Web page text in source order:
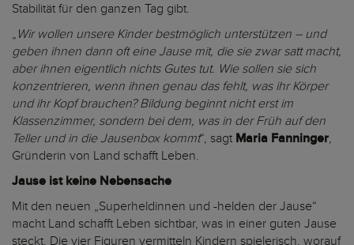
Stabilität für den ganzen Tag gibt.
„ Wir wollen unsere Kinder bestmöglich unterstützen – und
geben ihnen dann oft eine Jause mit, die sie zwar satt macht,
aber ihnen eigentlich nichts Gutes tut. Wie sollen sie sich
konzentrieren, wenn ihnen genau das fehlt, was ihr Körper
und ihr Kopf brauchen? Bildung beginnt nicht erst im
Klassenzimmer, sondern bei dem, was in der Früh auf den
Teller und in die Jausenbox kommt“, sagt Maria Fanninger,
Gründerin von Land schafft Leben.
Jause ist keine Nebensache
Mit den neuen „Superheldinnen und -helden der Jause“
macht Land schafft Leben sichtbar, was in einer guten Jause
steckt. Die vier Figuren vermitteln Kindern spielerisch, worauf